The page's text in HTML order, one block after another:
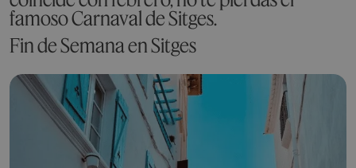
famoso Carnaval de Sitges.
Fin de Semana en Sitges